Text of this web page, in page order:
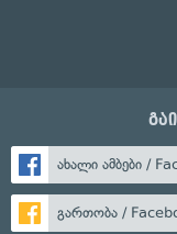
ახალი ამბები /
გართობა /